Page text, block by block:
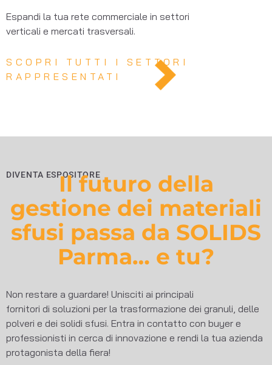
Espandi la tua rete commerciale in settori
verticali e mercati trasversali.
SCOPRI TUTTI I SETTORI
RAPPRESENTATI
DIVENTA ESPOSITOREIl futuro della
gestione dei materiali
sfusi passa da SOLIDS
Parma… e tu?
Non restare a guardare! Unisciti ai principali
fornitori di soluzioni per la trasformazione dei granuli, delle
polveri e dei solidi sfusi. Entra in contatto con buyer e
professionisti in cerca di innovazione e rendi la tua azienda
protagonista della fiera!